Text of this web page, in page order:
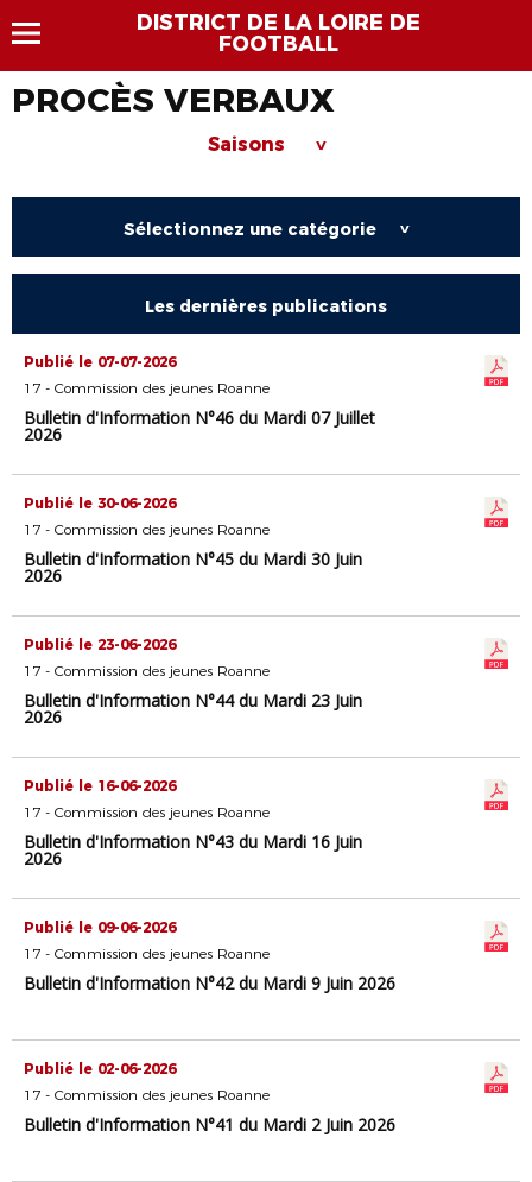
DISTRICT DE LA LOIRE DE
FOOTBALL
PROCÈS VERBAUX
Saisons >
Sélectionnez une catégorie >
Les dernières publications
Publié le 07-07-2026
17 - Commission des jeunes Roanne
Bulletin d'Information N°46 du Mardi 07 Juillet
2026
Publié le 30-06-2026
17 - Commission des jeunes Roanne
Bulletin d'Information N°45 du Mardi 30 Juin
2026
Publié le 23-06-2026
17 - Commission des jeunes Roanne
Bulletin d'Information N°44 du Mardi 23 Juin
2026
Publié le 16-06-2026
17 - Commission des jeunes Roanne
Bulletin d'Information N°43 du Mardi 16 Juin
2026
Publié le 09-06-2026
17 - Commission des jeunes Roanne
Bulletin d'Information N°42 du Mardi 9 Juin 2026
Publié le 02-06-2026
17 - Commission des jeunes Roanne
Bulletin d'Information N°41 du Mardi 2 Juin 2026